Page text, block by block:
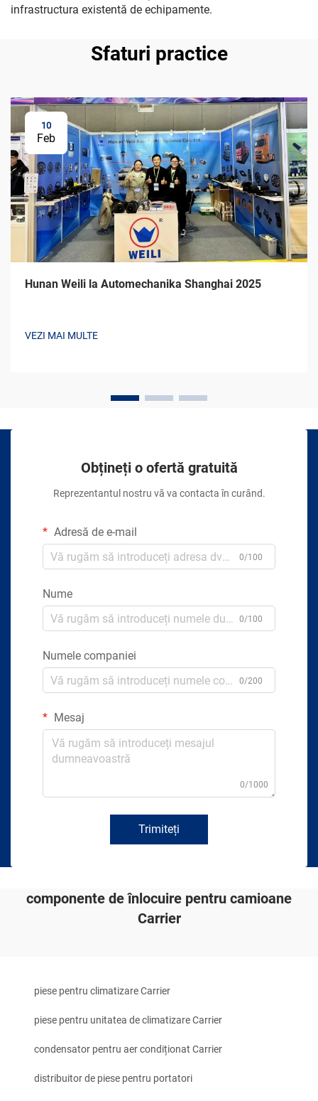
infrastructura existentă de echipamente.
Sfaturi practice
10
Feb
Hunan Weili la Automechanika Shanghai 2025
VEZI MAI MULTE
Obțineți o ofertă gratuită
Reprezentantul nostru vă va contacta în curând.
Adresă de e-mail
0/100
Nume
0/100
Numele companiei
0/200
Mesaj
0/1000
Trimiteți
componente de înlocuire pentru camioane
Carrier
piese pentru climatizare Carrier
piese pentru unitatea de climatizare Carrier
condensator pentru aer condiționat Carrier
distribuitor de piese pentru portatori